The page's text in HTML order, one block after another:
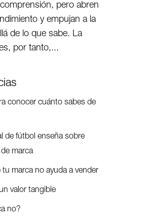
pero abren
y empujan a la
de lo que sabe. La
por tanto,...
conocer cuánto sabes de
de fútbol enseña sobre
marca
marca no ayuda a vender
valor tangible
no?